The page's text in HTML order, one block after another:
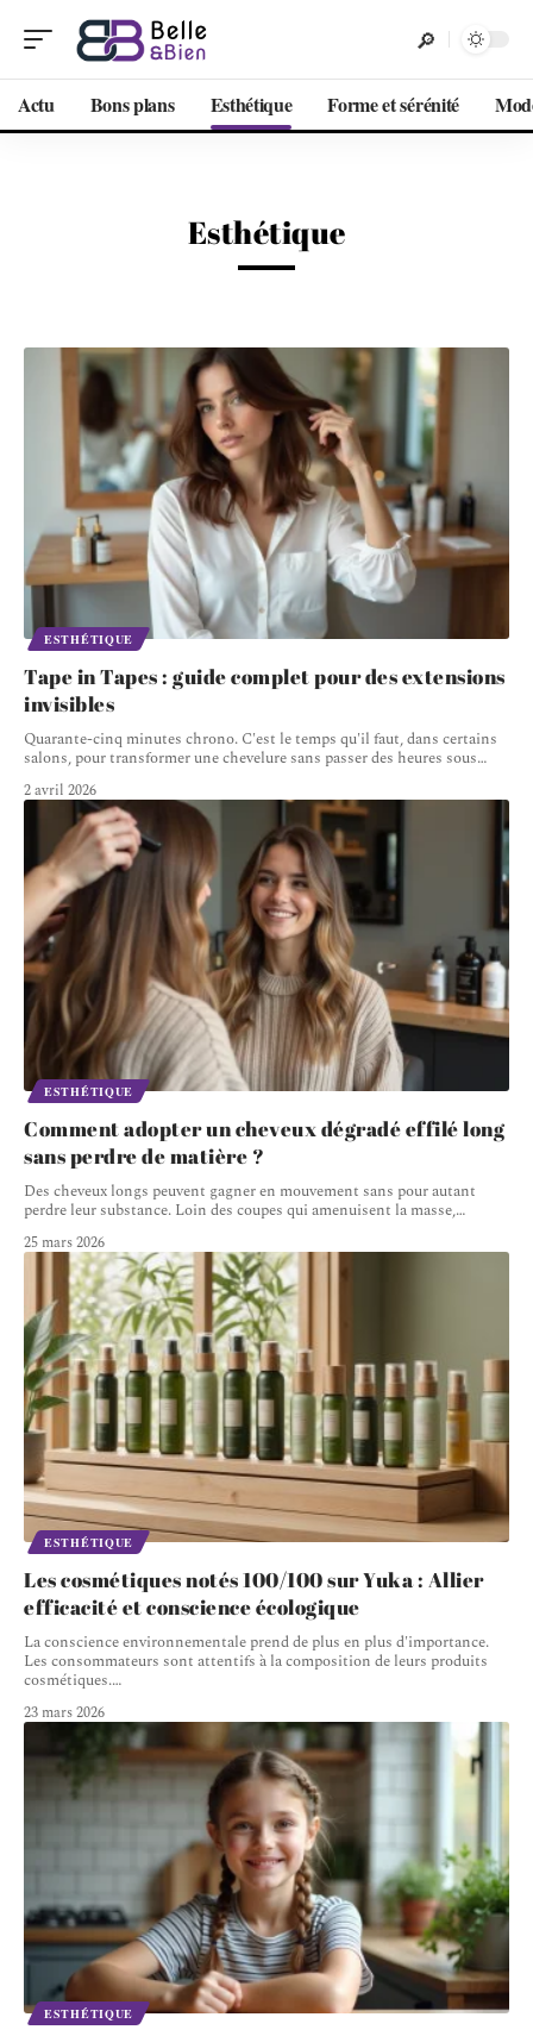
Actu Bons plans Esthétique Forme et sérénité
Esthétique
ESTHÉTIQUE
Tape in Tapes : guide complet pour des extensions
invisibles
Quarante-cinq minutes chrono. C'est le temps qu'il faut, dans certains
salons, pour transformer une chevelure sans passer des heures sous…
2 avril 2026
ESTHÉTIQUE
Comment adopter un cheveux dégradé effilé long
sans perdre de matière ?
Des cheveux longs peuvent gagner en mouvement sans pour autant
perdre leur substance. Loin des coupes qui amenuisent la masse,…
25 mars 2026
ESTHÉTIQUE
Les cosmétiques notés 100/100 sur Yuka : Allier
efficacité et conscience écologique
La conscience environnementale prend de plus en plus d'importance.
Les consommateurs sont attentifs à la composition de leurs produits
cosmétiques.…
23 mars 2026
ESTHÉTIQUE